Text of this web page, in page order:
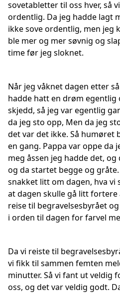
sovetabletter til oss hver, så
ordentlig. Da jeg hadde lagt
ikke sove ordentlig, men jeg
ble mer og mer søvnig og
time før jeg sloknet.
Når jeg våknet dagen etter
hadde hatt en drøm egentlig
skjedd, så jeg var egentlig
da jeg sto opp, Men da jeg
det var det ikke. Så humøret
en gang. Pappa var oppe da
meg åssen jeg hadde det,
og da startet begge og
snakket litt om dagen, hva
at dagen skulle gå litt
reise til begravelsesbyrået
i orden til dagen for farvel
Da vi reiste til
vi fikk til sammen femten
minutter. Så vi fant ut veldig
oss, og det var veldig godt.